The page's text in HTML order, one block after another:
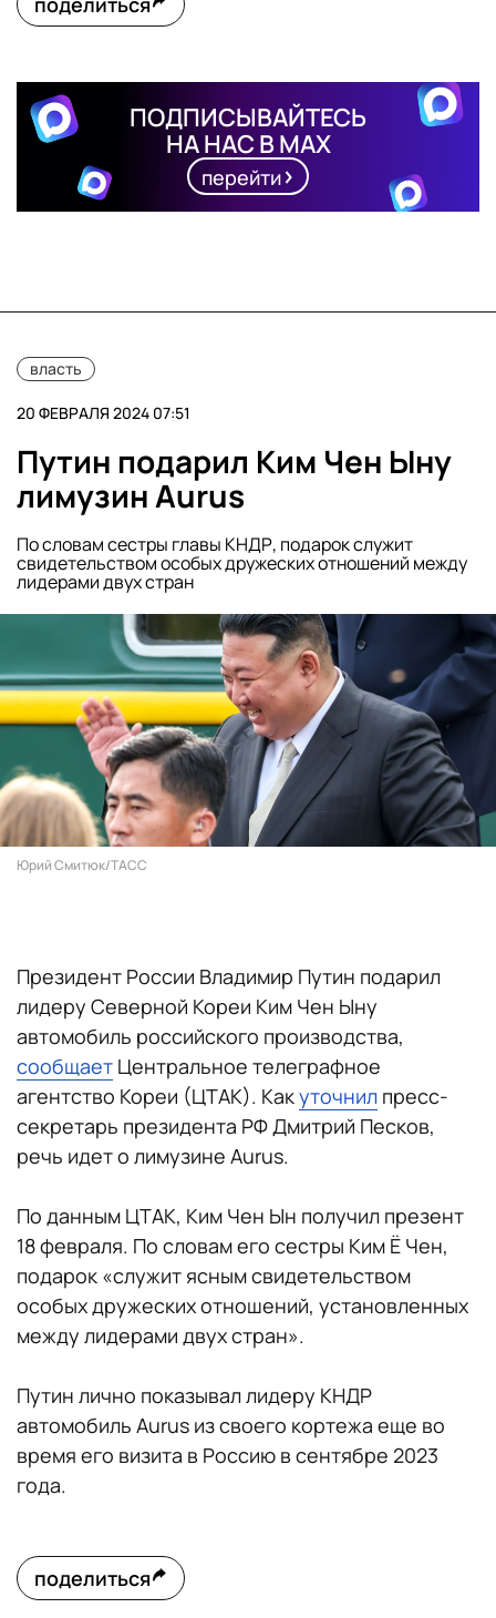
ПОДПИСЫВАЙТЕСЬ
НА НАС В MAX
перейти
власть
20 ФЕВРАЛЯ 2024 07:51
Путин подарил Ким Чен Ыну
лимузин Aurus
По словам сестры главы КНДР, подарок служит
свидетельством особых дружеских отношений между
лидерами двух стран
Юрий Смитюк/ТАСС
Президент России Владимир Путин подарил
лидеру Северной Кореи Ким Чен Ыну
автомобиль российского производства,
сообщает Центральное телеграфное
агентство Кореи (ЦТАК). Какуточнил пресс-
секретарь президента РФ Дмитрий Песков,
речь идет о лимузине Aurus.
По данным ЦТАК, Ким Чен Ын получил презент
18 февраля. По словам его сестры Ким Ё Чен,
подарок «служит ясным свидетельством
особых дружеских отношений, установленных
между лидерами двух стран».
Путин лично показывал лидеру КНДР
автомобиль Aurus из своего кортежа еще во
время его визита в Россию в сентябре 2023
года.
поделиться